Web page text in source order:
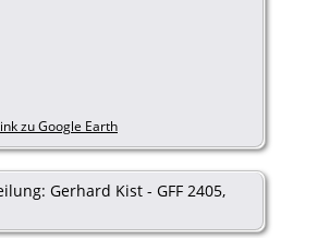
zu Google Earth
Gerhard Kist - GFF 2405,